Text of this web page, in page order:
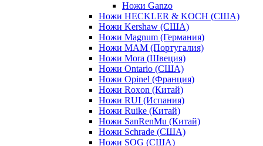
Ножи Ganzo
Ножи HECKLER & KOCH (США)
Ножи Kershaw (США)
Ножи Magnum (Германия)
Ножи MAM (Португалия)
Ножи Mora (Швеция)
Ножи Ontario (США)
Ножи Opinel (Франция)
Ножи Roxon (Китай)
Ножи RUI (Испания)
Ножи Ruike (Китай)
Ножи SanRenMu (Китай)
Ножи Schrade (США)
Ножи SOG (США)